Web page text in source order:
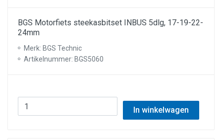
BGS Motorfiets steekasbitset INBUS 5dlg, 17-19-22-
24mm
Merk: BGS Technic
Artikelnummer: BGS5060
In winkelwagen